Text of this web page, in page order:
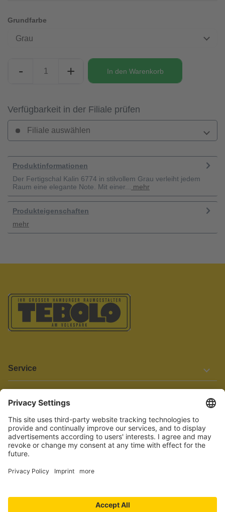
Grundfarbe
Grau
- + In den Warenkorb
Verfügbarkeit in der Filiale prüfen
Filiale auswählen
Produktinformationen
Der Fertigschal Kalin 6774 in stilvollem Grau verleiht jedem
Raum eine elegante Note. Mit einer...
mehr
Produkteigenschaften
mehr
Service
Informationen
Barrierefreiheit
Wir bemühen uns, unsere Website barrierefrei zu gestalten.
Einige Inhalte und Funktionen sind derzeit jedoch noch nicht
vollständig zugänglich. Wenn Sie auf Barrieren stoßen oder Hilfe
benötigen, kontaktieren Sie uns bitte unter service[at]knutzen.de.
Vertrag widerrufen
© 2026 TEBOLO